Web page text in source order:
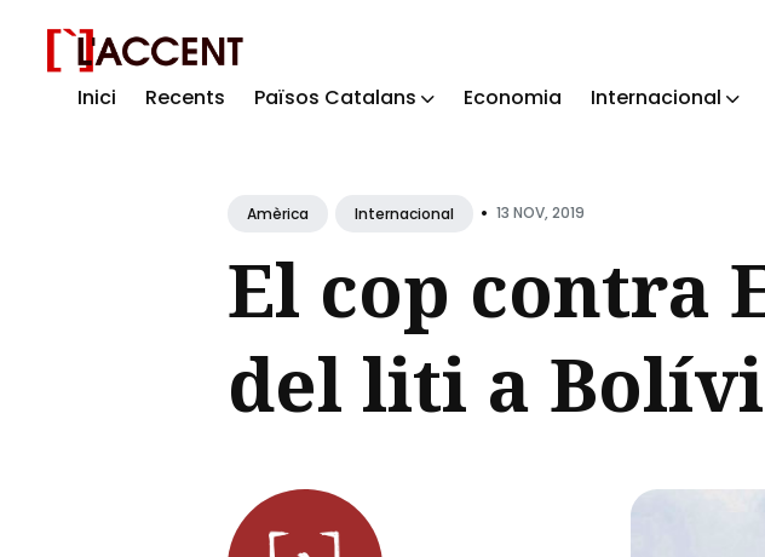
Inici Recents Països Catalans Economia Internacional
Blog
Amèrica Internacional • 13 NOV, 2019
El cop contra
del liti a